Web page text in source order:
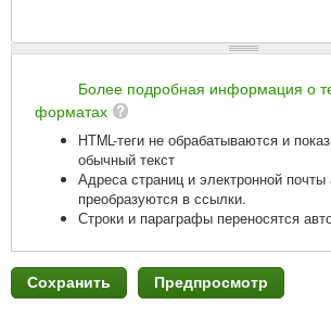
Более подробная информация о
форматах
HTML-теги не обрабатываются и
обычный текст
Адреса страниц и электронной почты
преобразуются в ссылки.
Строки и параграфы переносятся